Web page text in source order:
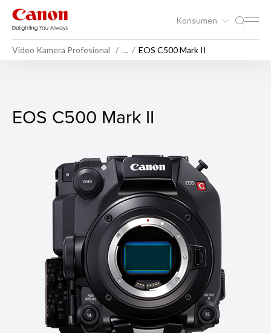
Konsumen
Video Kamera Profesional … EOS C500 Mark II
EOS C500 Mark II
EOS C500 Mark II